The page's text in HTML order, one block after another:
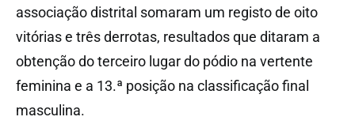
associação distrital somaram um registo de oito
vitórias e três derrotas, resultados que ditaram a
obtenção do terceiro lugar do pódio na vertente
feminina e a 13.ª posição na classificação final
masculina.